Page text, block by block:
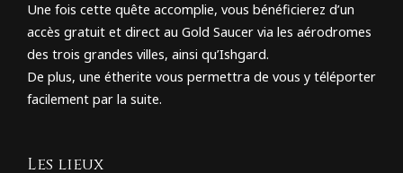
Une fois cette quête accomplie, vous bénéficierez d’un
accès gratuit et direct au Gold Saucer via les aérodromes
des trois grandes villes, ainsi qu’Ishgard.
De plus, une étherite vous permettra de vous y téléporter
facilement par la suite.
Les lieux